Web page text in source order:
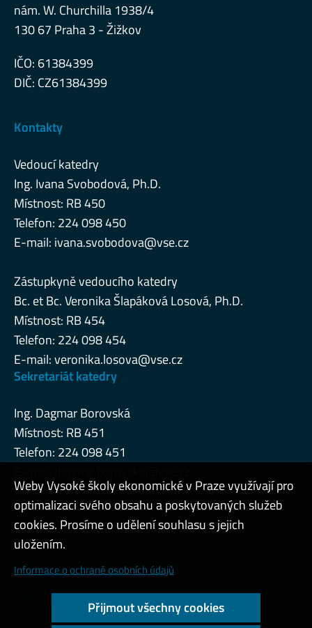
nám. W. Churchilla 1938/4
130 67 Praha 3 - Žižkov
IČO: 61384399
DIČ: CZ61384399
Kontakty
Vedoucí katedry
Ing. Ivana Svobodová, Ph.D.
Místnost: RB 450
Telefon: 224 098 450
E-mail: ivana.svobodova@vse.cz
Zástupkyně vedoucího katedry
Bc. et Bc. Veronika Šlapáková Losová, Ph.D.
Místnost: RB 454
Telefon: 224 098 454
E-mail:veronika.losova@vse.cz
Sekretariát katedry
Ing. Dagmar Borovská
Místnost: RB 451
Telefon: 224 098 451
Admin
Cookies a ochrana osobních údajů
Přístupnost webu
Weby Vysoké školy ekonomické v Praze využívají pro
optimalizaci svého obsahu a poskytovaných služeb
cookies. Prosíme o udělení souhlasu s jejich
uložením.
Informace o ochraně osobních údajů
Přijmout všechny cookies